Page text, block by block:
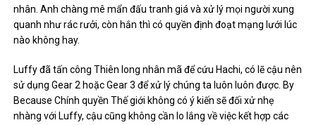
nhân. Anh chàng mê mẩn đấu tranh giá và xử lý mọi người xung
quanh như rác rưởi, còn hắn thì có quyền định đoạt mạng lưới lúc
nào không hay.
Luffy đã tấn công Thiên long nhân mã để cứu Hachi, có lẽ cậu nên
sử dụng Gear 2 hoặc Gear 3 để xử lý chúng ta luôn luôn được. By
Because Chính quyền Thế giới không có ý kiến ​​sẽ đối xử nhẹ
nhàng với Luffy, cậu cũng không cần lo lắng về việc kết hợp các